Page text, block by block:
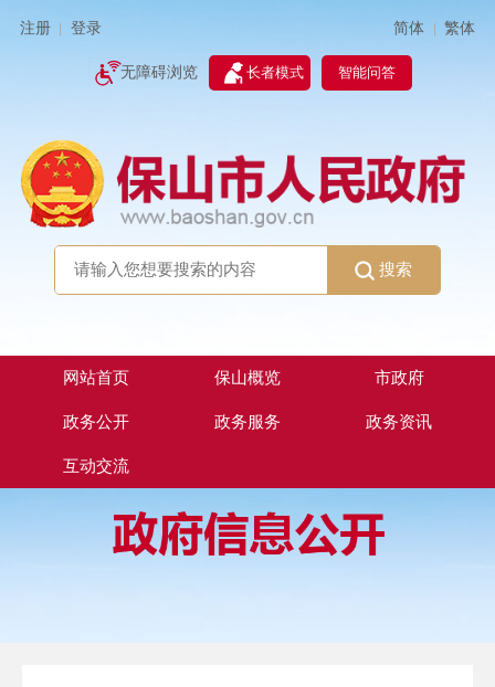
注册 登录 简体 | 繁体
无障碍浏览 长者模式 智能问答
搜索
网站首页 保山概览 市政府
政务公开 政务服务 政务资讯
互动交流